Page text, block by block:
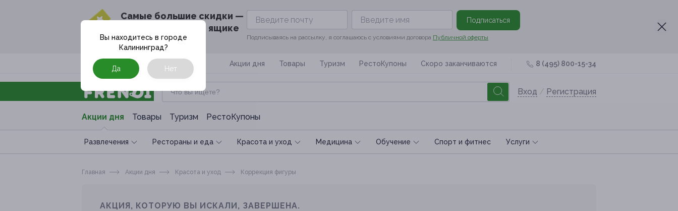
Cамые большие скидки —
в твоём почтовом ящике
Подписаться
Подписываясь на рассылку, я соглашаюсь с условиями договора Публичной оферты
Москва Акции дня Товары Туризм РестоКупоны Скоро заканчиваются 8 (495) 800-15-34
Вход / Регистрация
Акции дня Товары Туризм РестоКупоны
Развлечения Рестораны и еда Красота и уход Медицина Обучение Спoрт и фитнес Услуги
Вы находитесь в городе
Калининград?
Да Нет
Главная Акции дня Красота и уход Коррекция фигуры
АКЦИЯ, КОТОРУЮ ВЫ ИСКАЛИ, ЗАВЕРШЕНА.